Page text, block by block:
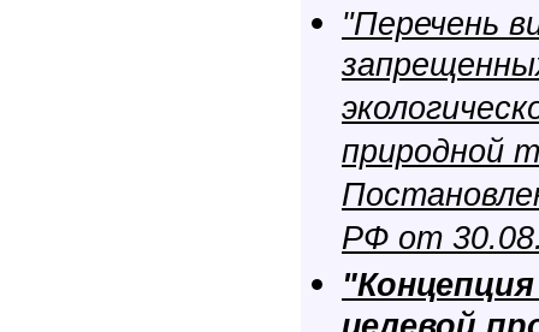
"Перечень
природной
РФ от